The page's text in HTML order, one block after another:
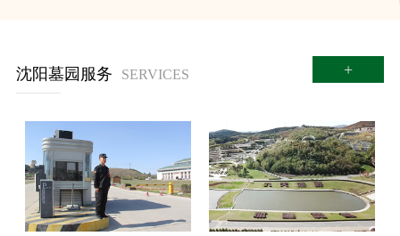
沈阳墓园服务 SERVICES +